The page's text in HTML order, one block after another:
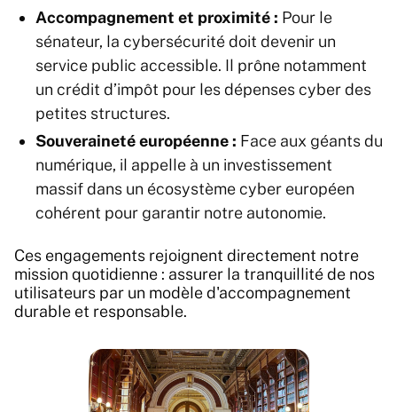
Accompagnement et proximité : Pour le
sénateur, la cybersécurité doit devenir un
service public accessible. Il prône notamment
un crédit d’impôt pour les dépenses cyber des
petites structures.
Souveraineté européenne : Face aux géants du
numérique, il appelle à un investissement
massif dans un écosystème cyber européen
cohérent pour garantir notre autonomie.
Ces engagements rejoignent directement notre
mission quotidienne : assurer la tranquillité de nos
utilisateurs par un modèle d'accompagnement
durable et responsable.